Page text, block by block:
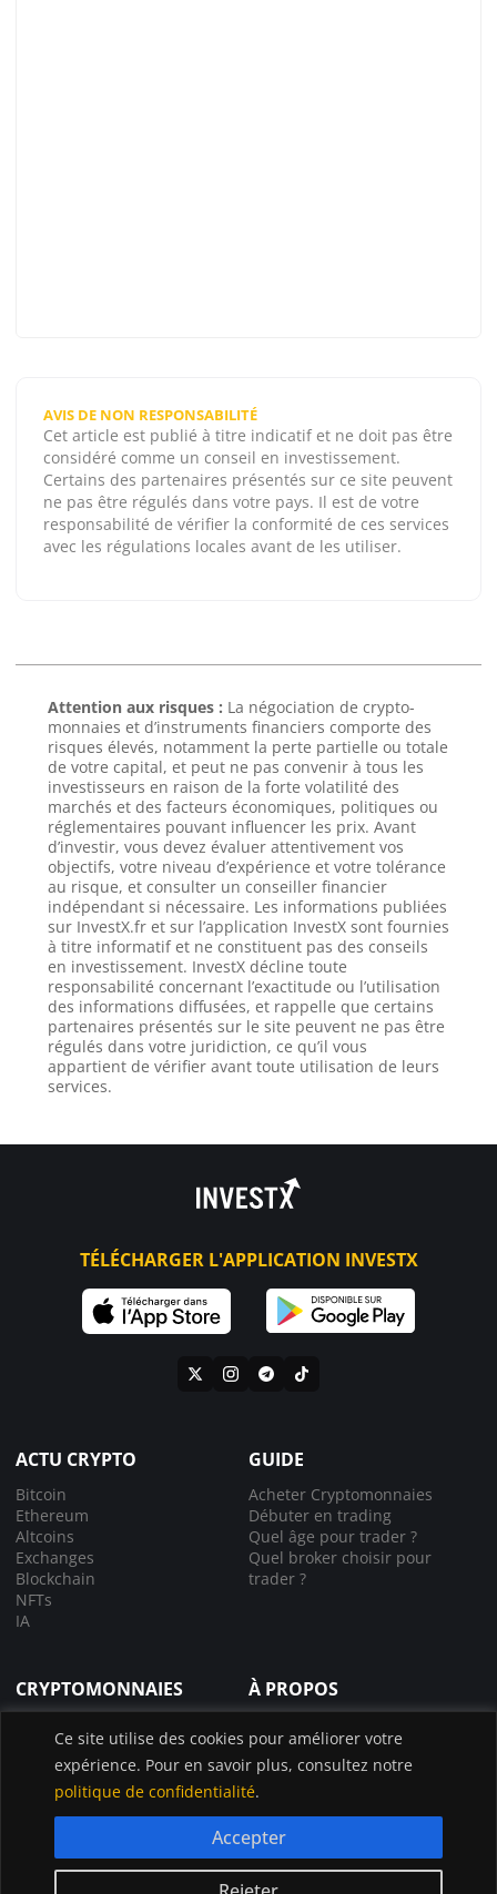
Ce site utilise des cookies pour améliorer votre
expérience. Pour en savoir plus, consultez notre
politique de confidentialité.
Accepter
AVIS DE NON RESPONSABILITÉ
Cet article est publié à titre indicatif et ne doit pas être
considéré comme un conseil en investissement.
Certains des partenaires présentés sur ce site peuvent
ne pas être régulés dans votre pays. Il est de votre
responsabilité de vérifier la conformité de ces services
avec les régulations locales avant de les utiliser.
Attention aux risques : La négociation de crypto-
monnaies et d’instruments financiers comporte des
risques élevés, notamment la perte partielle ou totale
de votre capital, et peut ne pas convenir à tous les
investisseurs en raison de la forte volatilité des
marchés et des facteurs économiques, politiques ou
réglementaires pouvant influencer les prix. Avant
d’investir, vous devez évaluer attentivement vos
objectifs, votre niveau d’expérience et votre tolérance
au risque, et consulter un conseiller financier
indépendant si nécessaire. Les informations publiées
sur InvestX.fr et sur l’application InvestX sont fournies
à titre informatif et ne constituent pas des conseils
en investissement. InvestX décline toute
responsabilité concernant l’exactitude ou l’utilisation
des informations diffusées, et rappelle que certains
partenaires présentés sur le site peuvent ne pas être
régulés dans votre juridiction, ce qu’il vous
appartient de vérifier avant toute utilisation de leurs
services.
TÉLÉCHARGER L'APPLICATION INVESTX
ACTU CRYPTO
Bitcoin
Ethereum
Altcoins
Exchanges
Blockchain
NFTs
IA
GUIDE
Acheter Cryptomonnaies
Débuter en trading
Quel âge pour trader ?
Quel broker choisir pour
trader ?
CRYPTOMONNAIES
Lexique crypto
Choisir le bon exchange
Canal liquidations crypto
À PROPOS
Nous contacter
Application InvestX
© InvestX 2025
Politique de confidentialité